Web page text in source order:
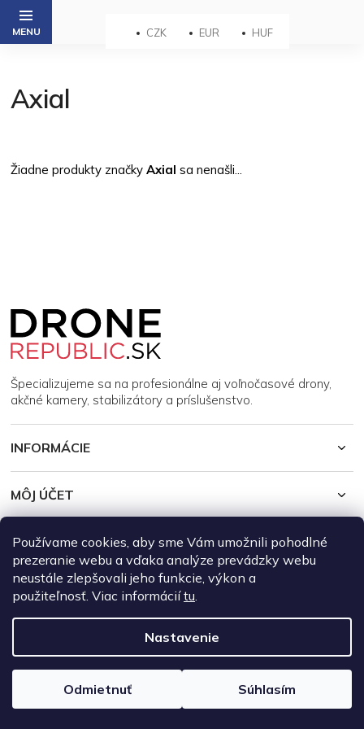
Používame cookies, aby sme Vám umožnili pohodlné
prezeranie webu a vďaka analýze prevádzky webu
neustále zlepšovali jeho funkcie, výkon a
použiteľnosť. Viac informáciítu.
Nastavenie
Odmietnuť Súhlasím
Prejsť
obsah
CZK EUR HUF
Axial
Žiadne produkty značky Axial sa nenašli...
Špecializujeme sa na profesionálne aj voľnočasové drony,
akčné kamery, stabilizátory a príslušenstvo.
INFORMÁCIE
MÔJ ÚČET
Vytvoril Shoptet
Copyright 2026DroneRepublic.sk . Všetky práva vyhradené.Upraviť
nastavenie cookies